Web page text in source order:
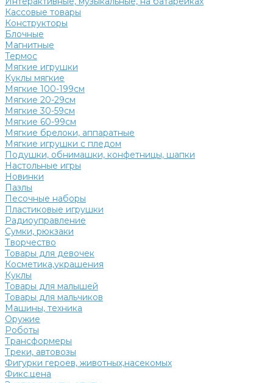
Кассовые товары
Конструкторы
Блочные
Магнитные
Термос
Мягкие игрушки
Куклы мягкие
Мягкие 100-199см
Мягкие 20-29см
Мягкие 30-59см
Мягкие 60-99см
Мягкие брелоки, аппаратные
Мягкие игрушки с пледом
Подушки, обнимашки, конфетницы, шапки
Настольные игры
Новинки
Пазлы
Песочные наборы
Пластиковые игрушки
Радиоуправление
Сумки, рюкзаки
Творчество
Товары для девочек
Косметика,украшения
Куклы
Товары для малышей
Товары для мальчиков
Машины, техника
Оружие
Роботы
Трансформеры
Треки, автовозы
Фигурки героев, животных,насекомых
Фикс.цена